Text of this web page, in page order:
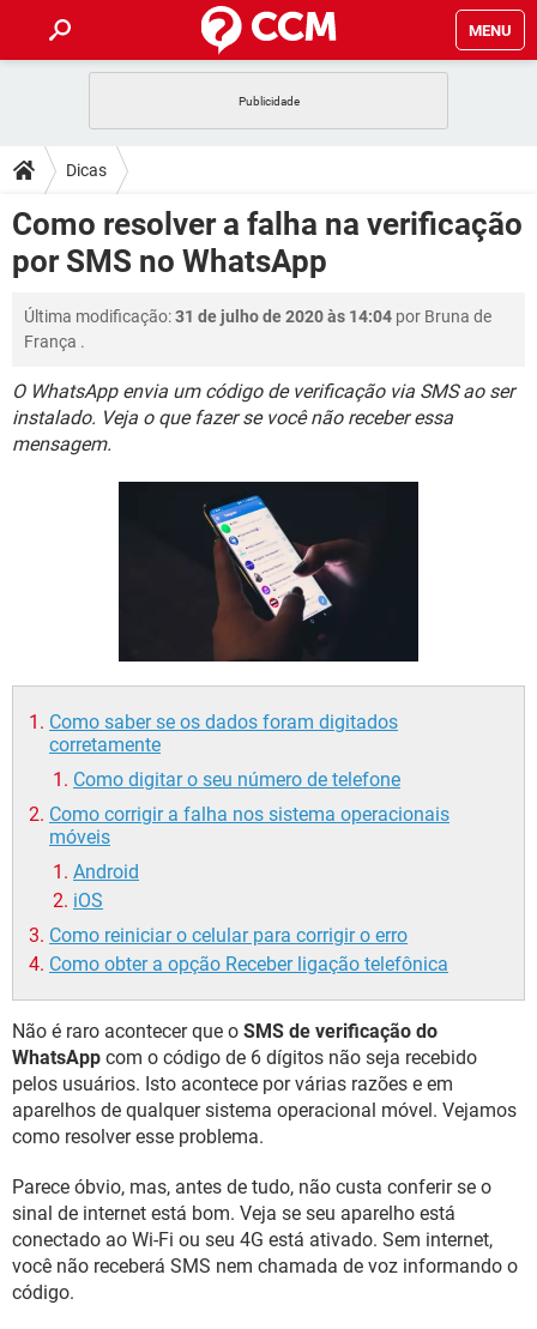
MENU
CELULAR
OUTLOOK EXCEL
INSTAGRAM GMAIL
DICAS
JOGOS
CELULAR FACEBOOK
EXCEL
INSTAGRAM GMAIL
DOWNLOADS
JOGOS WHATSAPP
OUTLOOK
INSTAGRAM GMAIL
GUIA DE COMPRAS
FÓRUM
JOGOS WHATSAPP
OUTLOOK EXCEL
INSTAGRAM
GUIA DE COMPRAS
GLOSSÁRIO
JOGOS WHATSAPP
CELULAR FACEBOOK
Dicas
Como resolver a falha na verificação
por SMS no WhatsApp
Última modificação:31 de julho de 2020 às 14:04 por Bruna de
França .
O WhatsApp envia um código de verificação via SMS ao ser
instalado. Veja o que fazer se você não receber essa
mensagem.
Como saber se os dados foram digitados
corretamente
Como digitar o seu número de telefone
Como corrigir a falha nos sistema operacionais
móveis
Android
iOS
Como reiniciar o celular para corrigir o erro
Como obter a opção Receber ligação telefônica
Não é raro acontecer que o SMS de verificação do
WhatsApp com o código de 6 dígitos não seja recebido
pelos usuários. Isto acontece por várias razões e em
aparelhos de qualquer sistema operacional móvel. Vejamos
como resolver esse problema.
Parece óbvio, mas, antes de tudo, não custa conferir se o
sinal de internet está bom. Veja se seu aparelho está
conectado ao Wi-Fi ou seu 4G está ativado. Sem internet,
você não receberá SMS nem chamada de voz informando o
código.